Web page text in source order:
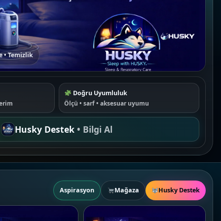
• Temizlik
Doğru Uyumluluk
Ölçü • sarf • aksesuar uyumu
Husky Destek • Bilgi Al
Aspirasyon Mağaza Husky Destek